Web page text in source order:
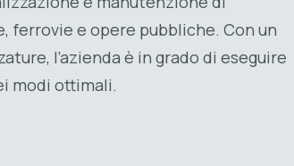
ferrovie e opere pubbliche. Con un
l’azienda è in grado di eseguire
modi ottimali.